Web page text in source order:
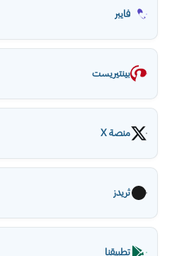
فايبر
بينتيريست
منصة X
ثريدز
تطبيقنا